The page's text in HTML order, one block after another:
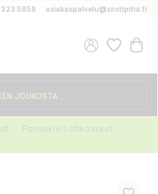
323 5858 asiakaspalvelu@siistipiha.fi
Porraskivi Lohkoaskel